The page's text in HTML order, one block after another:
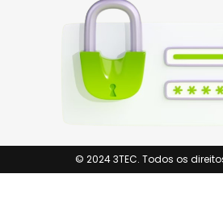
© 2024 3TEC. Todos os